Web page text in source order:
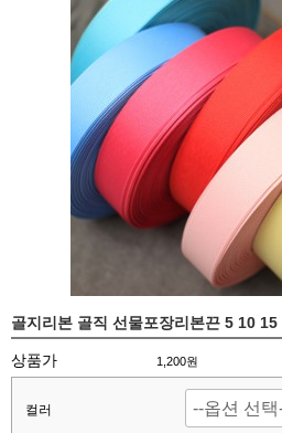
골지리본 골직 선물포장리본끈 5 10
상품가 1,200원
컬러